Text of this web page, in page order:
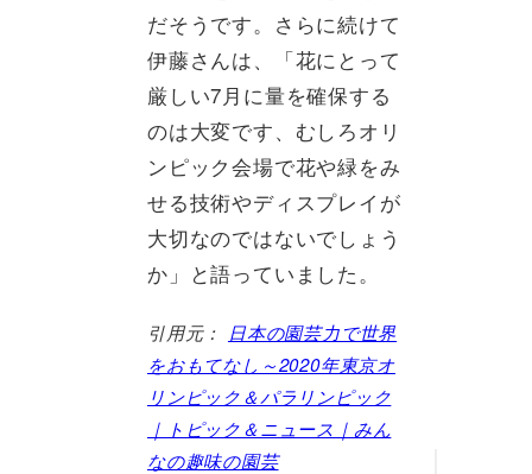
だそうです。さらに続けて
伊藤さんは、「花にとって
厳しい7月に量を確保する
のは大変です、むしろオリ
ンピック会場で花や緑をみ
せる技術やディスプレイが
大切なのではないでしょう
か」と語っていました。
引用元： 日本の園芸力で世界
をおもてなし～2020年東京オ
リンピック＆パラリンピック
｜トピック＆ニュース｜みん
なの趣味の園芸